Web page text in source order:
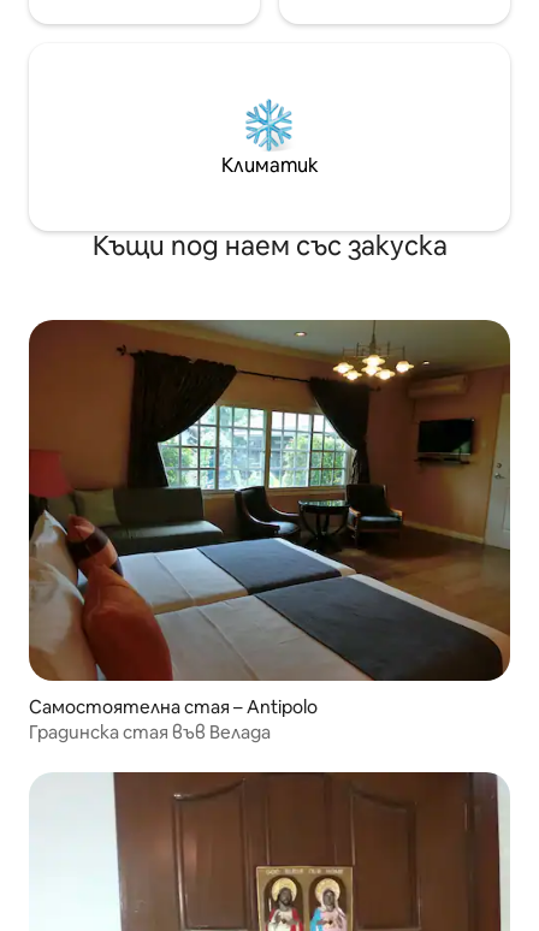
Климатик
Къщи под наем със закуска
Самостоятелна стая – Antipolo
Градинска стая във Велада